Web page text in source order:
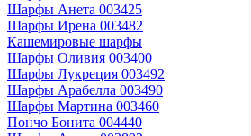
Шарфы Анета 003425
Шарфы Ирена 003482
Кашемировые шарфы
Шарфы Оливия 003400
Шарфы Лукреция 003492
Шарфы Арабелла 003490
Шарфы Мартина 003460
Пончо Бонита 004440